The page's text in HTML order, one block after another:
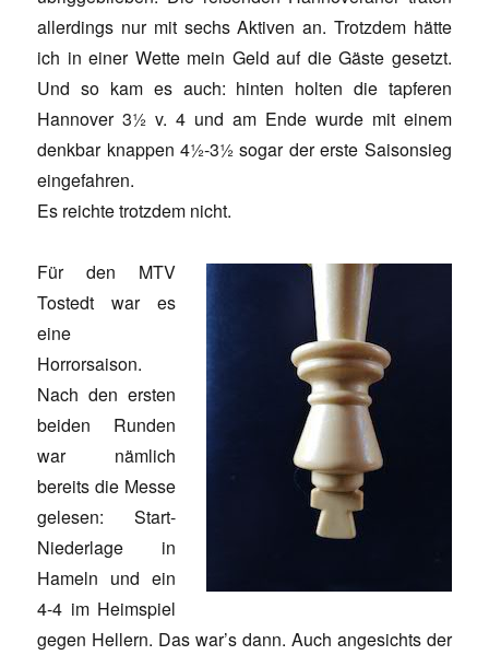
allerdings nur mit sechs Aktiven an. Trotzdem hätte
ich in einer Wette mein Geld auf die Gäste gesetzt.
Und so kam es auch: hinten holten die tapferen
Hannover 3½ v. 4 und am Ende wurde mit einem
denkbar knappen 4½-3½ sogar der erste Saisonsieg
eingefahren.
Es reichte trotzdem nicht.
Für den MTV
Tostedt war es
eine
Horrorsaison.
Nach den ersten
beiden Runden
war nämlich
bereits die Messe
gelesen: Start-
Niederlage in
Hameln und ein
4-4 im Heimspiel
gegen Hellern. Das war’s dann. Auch angesichts der